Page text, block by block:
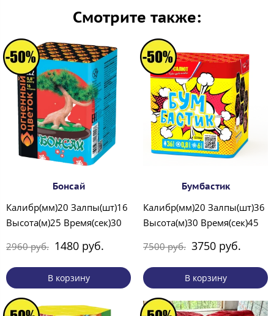
Смотрите также:
Бонсай
Калибр(мм)20 Залпы(шт)16
Высота(м)25 Время(сек)30
2960 руб. 1480 руб.
В корзину
Бумбастик
Калибр(мм)20 Залпы(шт)36
Высота(м)30 Время(сек)45
7500 руб. 3750 руб.
В корзину